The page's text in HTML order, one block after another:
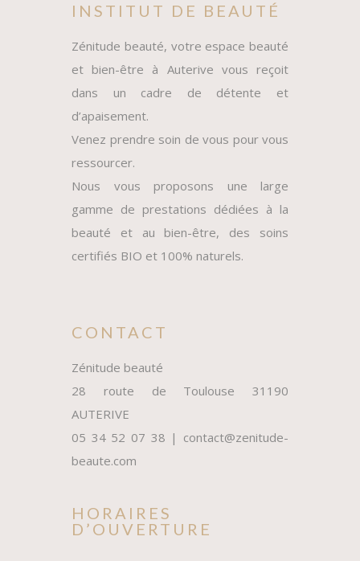
INSTITUT DE BEAUTÉ
Zénitude beauté, votre espace beauté
et bien-être à Auterive vous reçoit
dans un cadre de détente et
d’apaisement.
Venez prendre soin de vous pour vous
ressourcer.
Nous vous proposons une large
gamme de prestations dédiées à la
beauté et au bien-être, des soins
certifiés BIO et 100% naturels.
CONTACT
Zénitude beauté
28 route de Toulouse 31190
AUTERIVE
05 34 52 07 38 | contact@zenitude-
beaute.com
HORAIRES
D’OUVERTURE